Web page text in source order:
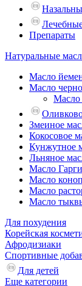
Препараты
Натуральные
Масло
Масло
Масло
Змеиное
Кокосовое
Кунжутное
Льняное
Масло
Масло
Масло
Масло
Для похудения
Корейская
Афродизиаки
Спортивные
Для детей
Еще категории